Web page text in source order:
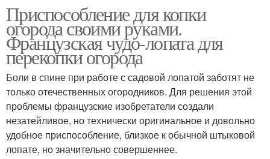
Приспособление для копки
огорода своими руками.
Французская чудо-лопата для
перекопки огорода
Боли в спине при работе с садовой лопатой заботят не
только отечественных огородников. Для решения этой
проблемы французские изобретатели создали
незатейливое, но технически оригинальное и довольно
удобное приспособление, близкое к обычной штыковой
лопате, но значительно совершеннее.